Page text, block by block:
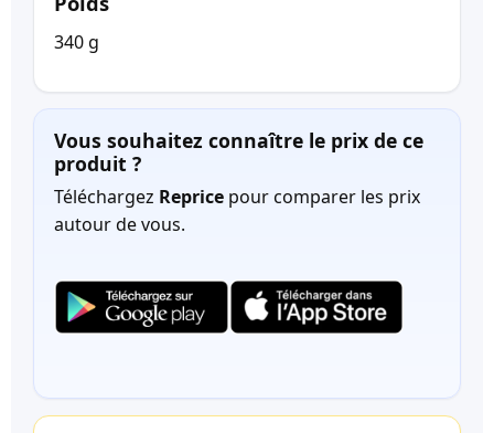
340 g
Vous souhaitez connaître le prix de ce
produit ?
Téléchargez Reprice pour comparer les prix
autour de vous.